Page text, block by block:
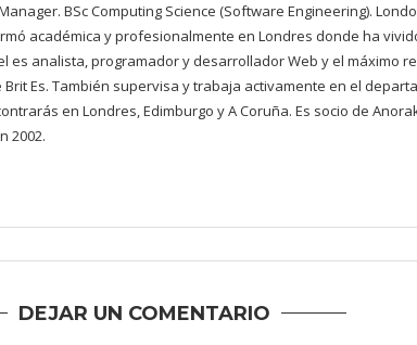
BSc Computing Science (Software Engineering).
académica y profesionalmente en Londres donde ha
es analista, programador y desarrollador Web y el máximo
Es. También supervisa y trabaja activamente en el
en Londres, Edimburgo y A Coruña. Es socio de
2002.
DEJAR UN COMENTARIO